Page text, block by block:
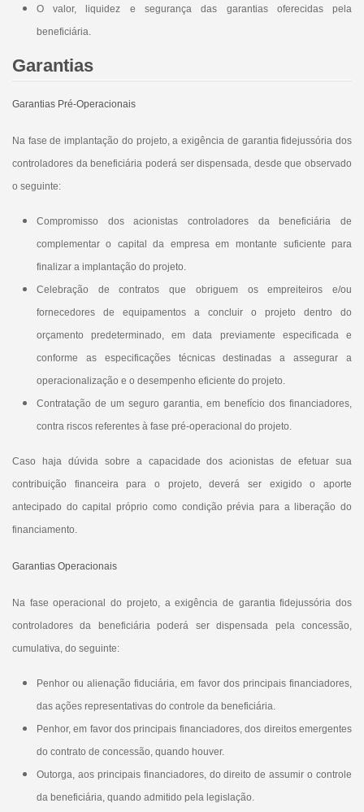
O valor, liquidez e segurança das garantias oferecidas pela
beneficiária.
Garantias
Garantias Pré-Operacionais
Na fase de implantação do projeto, a exigência de garantia fidejussória dos
controladores da beneficiária poderá ser dispensada, desde que observado
o seguinte:
Compromisso dos acionistas controladores da beneficiária de
complementar o capital da empresa em montante suficiente para
finalizar a implantação do projeto.
Celebração de contratos que obriguem os empreiteiros e/ou
fornecedores de equipamentos a concluir o projeto dentro do
orçamento predeterminado, em data previamente especificada e
conforme as especificações técnicas destinadas a assegurar a
operacionalização e o desempenho eficiente do projeto.
Contratação de um seguro garantia, em benefício dos financiadores,
contra riscos referentes à fase pré-operacional do projeto.
Caso haja dúvida sobre a capacidade dos acionistas de efetuar sua
contribuição financeira para o projeto, deverá ser exigido o aporte
antecipado do capital próprio como condição prévia para a liberação do
financiamento.
Garantias Operacionais
Na fase operacional do projeto, a exigência de garantia fidejussória dos
controladores da beneficiária poderá ser dispensada pela concessão,
cumulativa, do seguinte:
Penhor ou alienação fiduciária, em favor dos principais financiadores,
das ações representativas do controle da beneficiária.
Penhor, em favor dos principais financiadores, dos direitos emergentes
do contrato de concessão, quando houver.
Outorga, aos principais financiadores, do direito de assumir o controle
da beneficiária, quando admitido pela legislação.